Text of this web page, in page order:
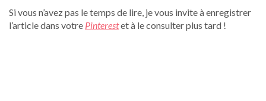
Si vous n’avez pas le temps de lire, je vous invite à enregistrer
l’article dans votre Pinterestet à le consulter plus tard !